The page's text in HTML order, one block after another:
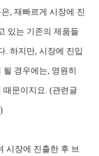
, 재빠르게 시장에 진
있는 기존의 제품들
. 하지만, 시장에 진입
경우에는, 영원히
때문이지요. (관련글
)
시장에 진출한 후 브